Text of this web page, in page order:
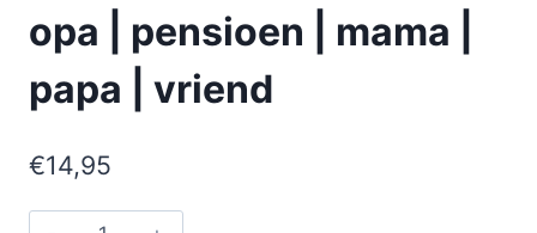
opa | pensioen | mama |
papa | vriend
€14,95